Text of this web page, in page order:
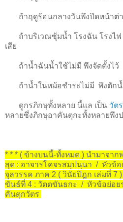
ถ้าฤดูร้อนกลางวันพึงปิดหน้าต่
ถ้าบริเวณซุ้มน้ำ โรงฉัน โรงไฟ
เสีย
ถ้าน้ำฉันน้ำใช้ไม่มี พึงจัดตั้งไว้
ถ้าน้ำในหม้อชำระไม่มี พึงตัก
ดูกรภิกษุทั้งหลาย นี้แล เป็น วัตร
หลายซึ่งภิกษุอาคันตุกะทั้งหลายพึง
* * * ( ข้างบนนี้-ทั้งหมด ) นำมาจา
สุด : อาจารโคจรสมฺปนฺนา / หัวข้อ
จุลวรรค ภาค 2 ( วินัยปิฎก เล่มที่ 7
ขันธ์ที่ 4 : วัตตขันธกะ / หัวข้อย่อย
คันตุกวัตร